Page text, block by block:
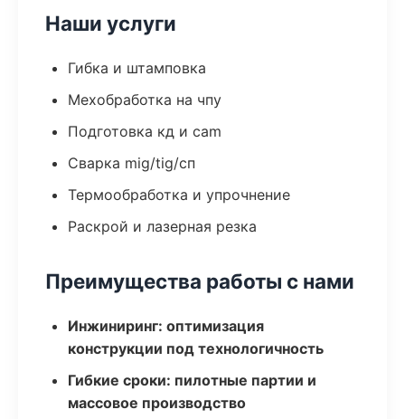
Наши услуги
Гибка и штамповка
Мехобработка на чпу
Подготовка кд и cam
Сварка mig/tig/сп
Термообработка и упрочнение
Раскрой и лазерная резка
Преимущества работы с нами
Инжиниринг: оптимизация
конструкции под технологичность
Гибкие сроки: пилотные партии и
массовое производство